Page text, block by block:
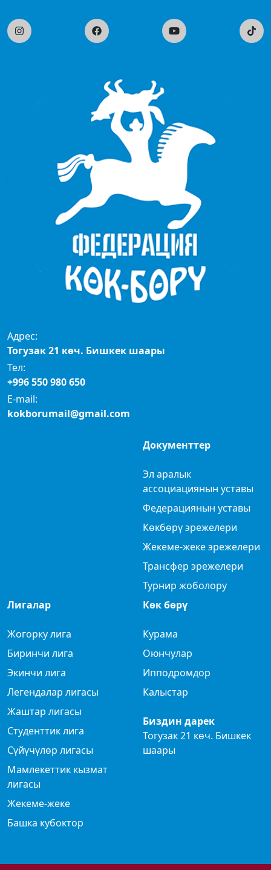
Адрес:
Тогузак 21 көч. Бишкек шаары
Тел:
+996 550 980 650
E-mail:
kokborumail@gmail.com
Документтер
Эл аралык
ассоциациянын уставы
Федерациянын уставы
Көкбөрү эрежелери
Жекеме-жеке эрежелери
Трансфер эрежелери
Турнир жоболору
Лигалар
Жогорку лига
Биринчи лига
Экинчи лига
Легендалар лигасы
Жаштар лигасы
Студенттик лига
Сүйүчүлөр лигасы
Мамлекеттик кызмат
лигасы
Жекеме-жеке
Башка кубоктор
Көк бөрү
Курама
Оюнчулар
Ипподромдор
Калыстар
Биздин дарек
Тогузак 21 көч. Бишкек
шаары